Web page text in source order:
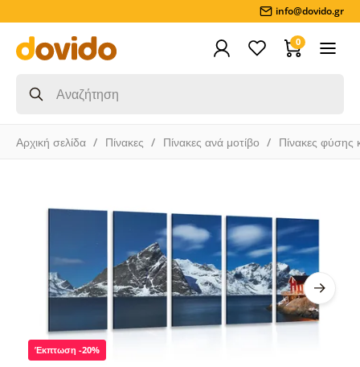
info@dovido.gr
0
Αρχική σελίδα Πίνακες Πίνακες ανά μοτίβο Πίνακες φύσης
Έκπτωση -20%